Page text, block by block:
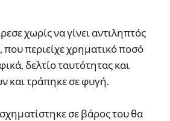
χωρίς να γίνει αντιληπτός
περιείχε χρηματικό ποσό
δελτίο ταυτότητας και
και τράπηκε σε φυγή.
σε βάρος του θα